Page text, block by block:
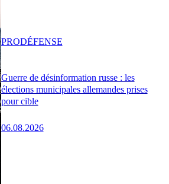
Guerre de désinformation russe : les
élections municipales allemandes prises
pour cible
06.08.2026
PRODÉFENSE